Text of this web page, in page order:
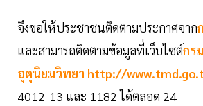
จึงขอให้ประชาชนติดตามประกาศจาก
และสามารถติดตามข้อมูลที่เว็บไซต์กรม
อุตุนิยมวิทยา http://
4012-13 และ 1182 ได้ตลอด 24